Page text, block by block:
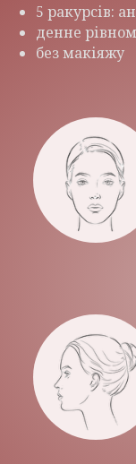
5 ракурсів:
денне
без макіяжу